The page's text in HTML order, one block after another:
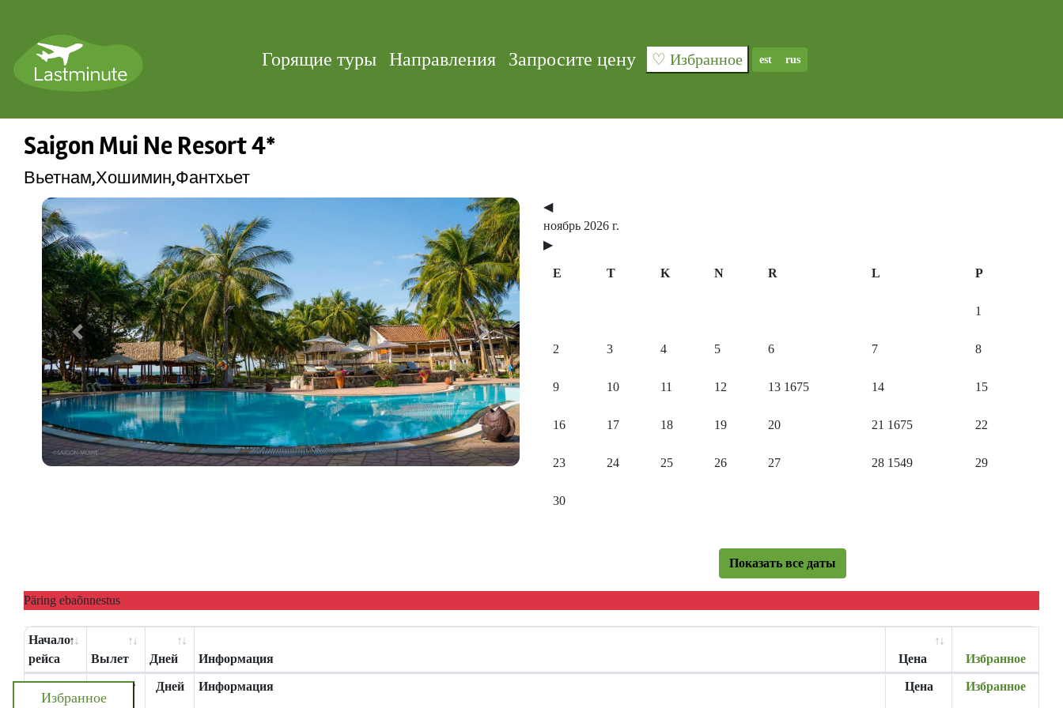
Горящие туры Направления Запросите цену ♡ Избранное est rus
Saigon Mui Ne Resort 4*
Вьетнам,Хошимин,Фантхьет
Previous Next
◀
ноябрь 2026 г.
▶
E T K N R L P
1
2 3 4 5 6 7 8
9 10 11 12 13 1675 14 15
16 17 18 19 20 21 1675 22
23 24 25 26 27 28 1549 29
30
Показать все даты
Päring ebaõnnestus
Начало
рейса
Вылет Дней Информация Цена Избранное
Начало
рейса
Вылет Дней Информация Цена Избранное
Избранное